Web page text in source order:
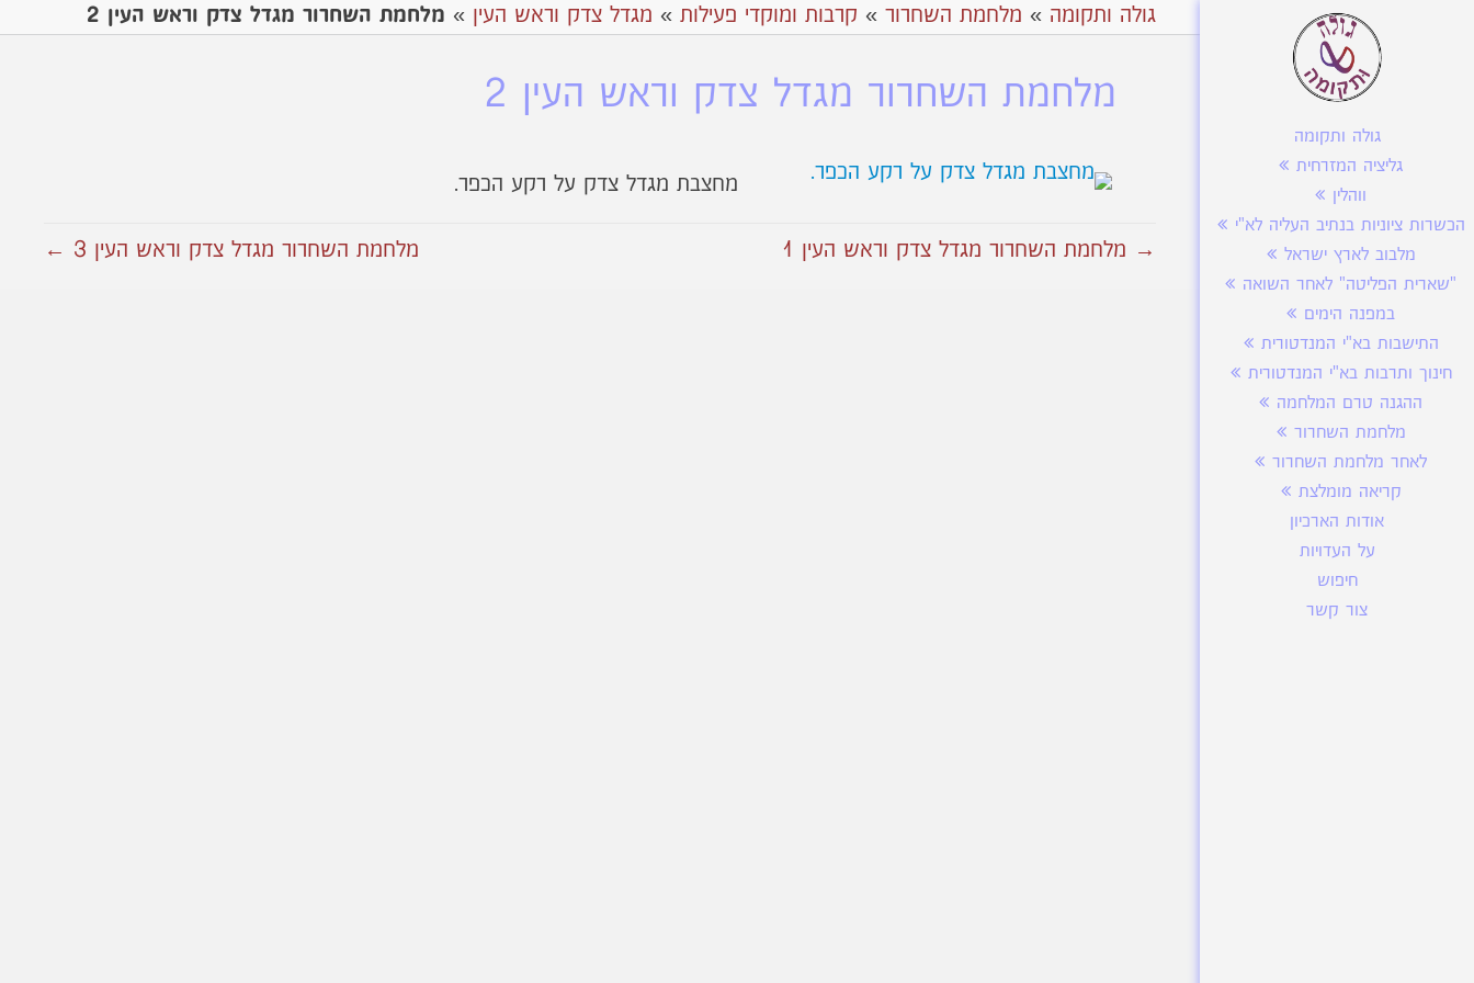
גולה ותקומה
גליציה המזרחית
ווהלין
הכשרות ציוניות בנתיב העליה לא"י
מלבוב לארץ ישראל
"שארית הפליטה" לאחר השואה
במפנה הימים
התישבות בא"י המנדטורית
חינוך ותרבות בא"י המנדטורית
ההגנה טרם המלחמה
מלחמת השחרור
לאחר מלחמת השחרור
קריאה מומלצת
אודות הארכיון
על העדויות
חיפוש
צור קשר
גולה ותקומה » מלחמת השחרור » קרבות ומוקדי פעילות » מגדל צדק וראש העין » מלחמת השחרור מגדל צדק וראש העין 2
מלחמת השחרור מגדל צדק וראש העין 2
מחצבת מגדל צדק על רקע הכפר.
→ מלחמת השחרור מגדל צדק וראש העין 1 מלחמת השחרור מגדל צדק וראש העין 3 ←